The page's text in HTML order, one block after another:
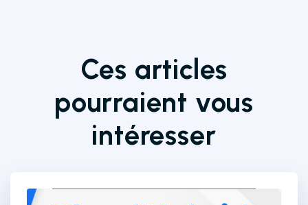
Ces articles
pourraient vous
intéresser